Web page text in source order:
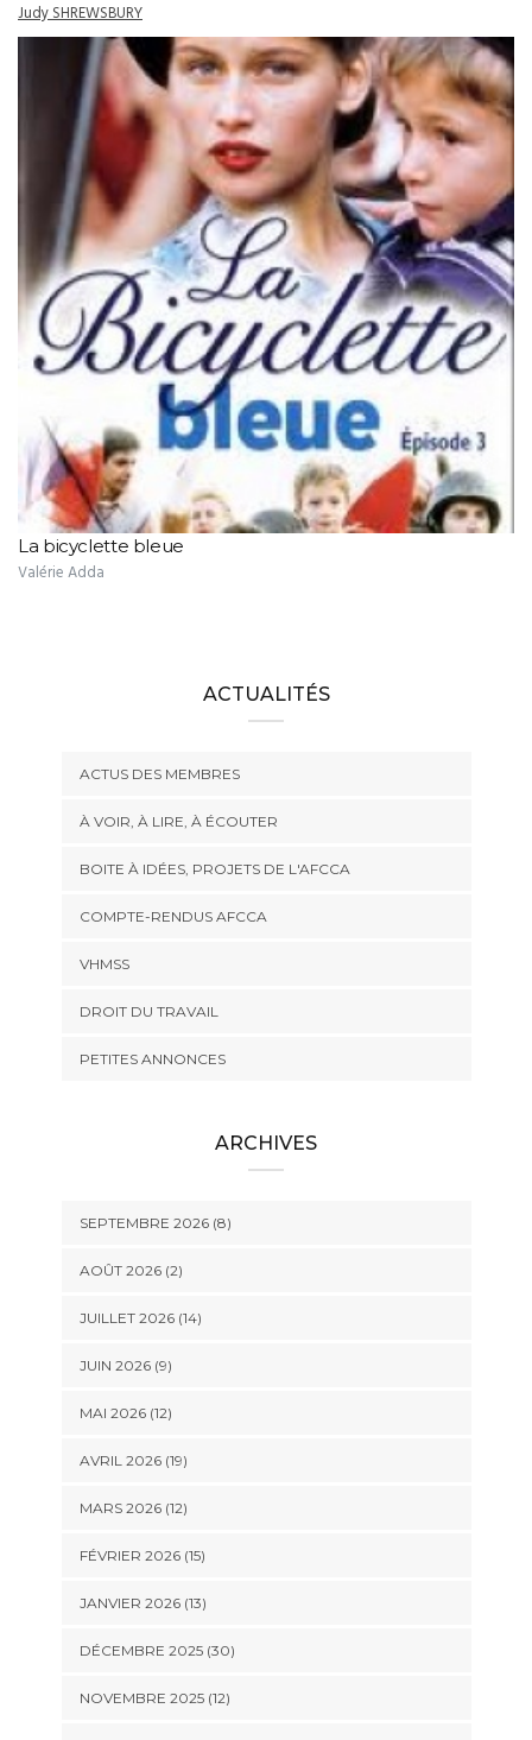
Judy SHREWSBURY
La bicyclette bleue
Valérie Adda
ACTUALITÉS
ACTUS DES MEMBRES
À VOIR, À LIRE, À ÉCOUTER
BOITE À IDÉES, PROJETS DE L'AFCCA
COMPTE-RENDUS AFCCA
VHMSS
DROIT DU TRAVAIL
PETITES ANNONCES
ARCHIVES
SEPTEMBRE 2026 (8)
AOÛT 2026 (2)
JUILLET 2026 (14)
JUIN 2026 (9)
MAI 2026 (12)
AVRIL 2026 (19)
MARS 2026 (12)
FÉVRIER 2026 (15)
JANVIER 2026 (13)
DÉCEMBRE 2025 (30)
NOVEMBRE 2025 (12)